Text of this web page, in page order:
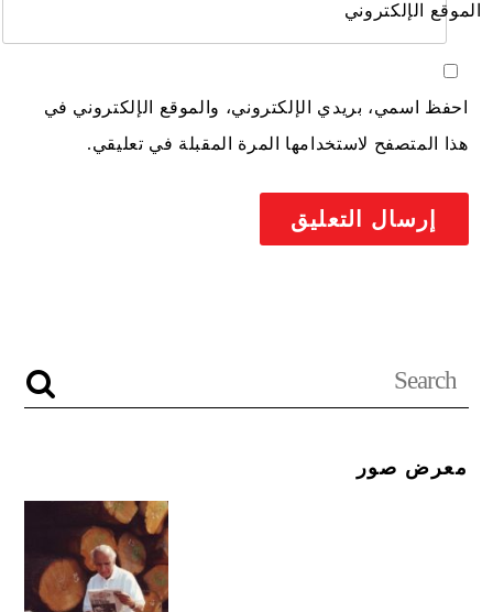
الموقع الإلكتروني
احفظ اسمي، بريدي الإلكتروني، والموقع الإلكتروني في
هذا المتصفح لاستخدامها المرة المقبلة في تعليقي.
معرض صور